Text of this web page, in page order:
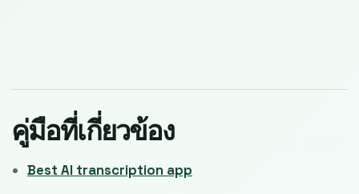
คู่มือที่เกี่ยวข้อง
Best AI transcription app